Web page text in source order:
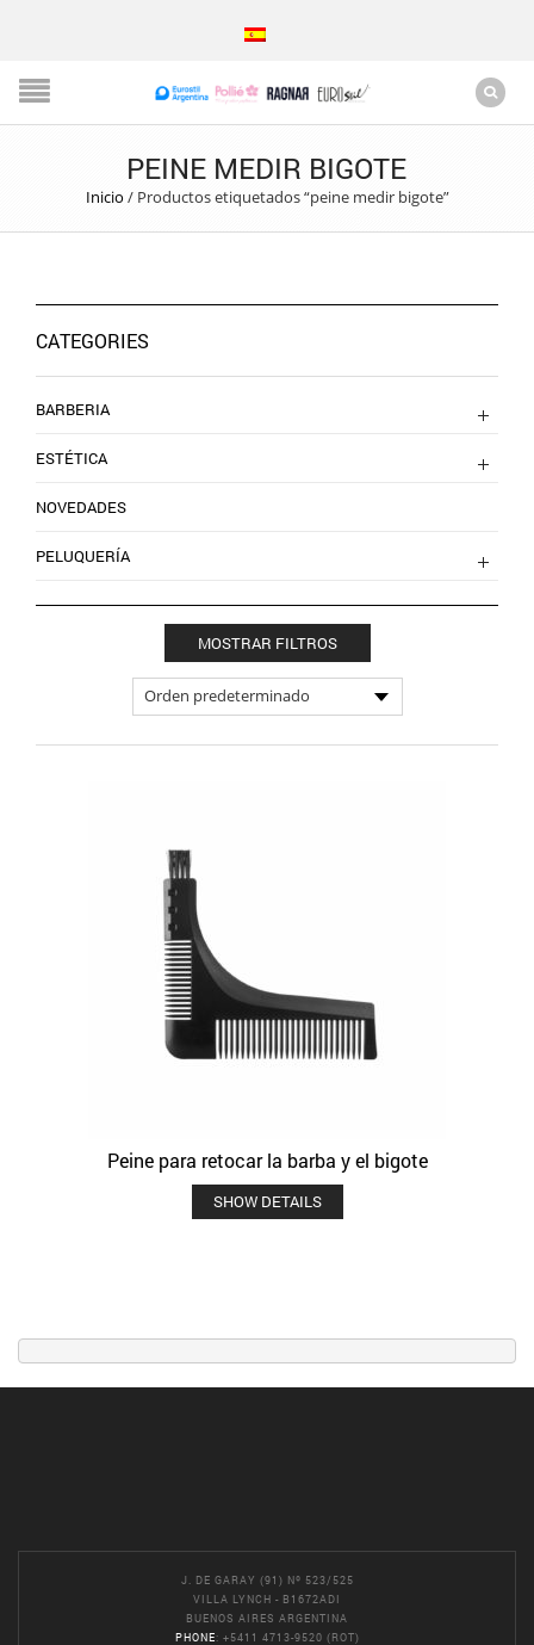
PEINE MEDIR BIGOTE
Inicio / Productos etiquetados “peine medir bigote”
MOSTRAR FILTROS
Peine para retocar la barba y el bigote
SHOW DETAILS
CATEGORIES
BARBERIA
ESTÉTICA
NOVEDADES
PELUQUERÍA
J. DE GARAY (91) Nº 523/525
VILLA LYNCH - B1672ADI
BUENOS AIRES ARGENTINA
PHONE: +5411 4713-9520 (ROT)